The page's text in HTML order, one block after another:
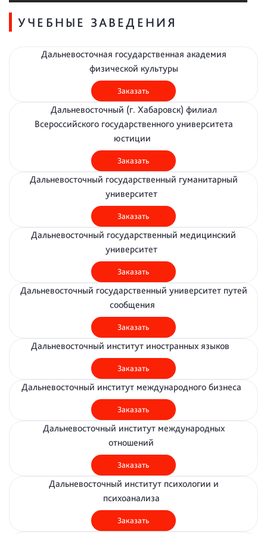
УЧЕБНЫЕ ЗАВЕДЕНИЯ
Дальневосточная государственная академия
физической культуры
Заказать
Дальневосточный (г. Хабаровск) филиал
Всероссийского государственного университета
юстиции
Заказать
Дальневосточный государственный гуманитарный
университет
Заказать
Дальневосточный государственный медицинский
университет
Заказать
Дальневосточный государственный университет путей
сообщения
Заказать
Дальневосточный институт иностранных языков
Заказать
Дальневосточный институт международного бизнеса
Заказать
Дальневосточный институт международных
отношений
Заказать
Дальневосточный институт психологии и
психоанализа
Заказать